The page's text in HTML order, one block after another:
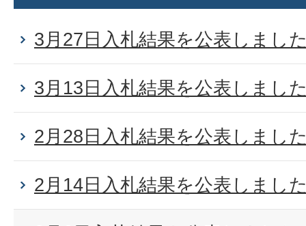
3月27日入札結果を公表しまし
3月13日入札結果を公表しまし
2月28日入札結果を公表しまし
2月14日入札結果を公表しまし